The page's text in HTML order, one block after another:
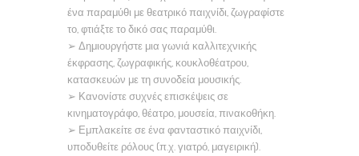
ένα παραμύθι με θεατρικό παιχνίδι, ζωγραφίστε
το, φτιάξτε το δικό σας παραμύθι.
➢ Δημιουργήστε μια γωνιά καλλιτεχνικής
έκφρασης, ζωγραφικής, κουκλοθέατρου,
κατασκευών με τη συνοδεία μουσικής.
➢ Κανονίστε συχνές επισκέψεις σε
κινηματογράφο, θέατρο, μουσεία, πινακοθήκη.
➢ Εμπλακείτε σε ένα φανταστικό παιχνίδι,
υποδυθείτε ρόλους (π.χ. γιατρό, μαγειρική).